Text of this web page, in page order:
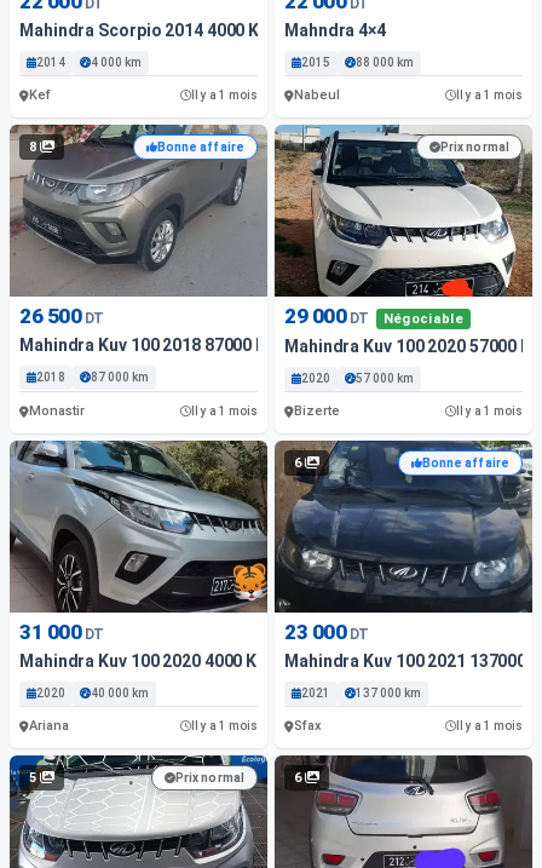
Mahindra Scorpio 2014 4000 Km
2014 4 000 km
Kef Il y a 1 mois
Mahndra 4×4
2015 88 000 km
Nabeul Il y a 1 mois
8 Bonne affaire
26 500 DT
Mahindra Kuv 100 2018 87000 Km
2018 87 000 km
Monastir Il y a 1 mois
Prix normal
29 000 DT Négociable
Mahindra Kuv 100 2020 57000
2020 57 000 km
Bizerte Il y a 1 mois
31 000 DT
Mahindra Kuv 100 2020 4000 Km
2020 40 000 km
Ariana Il y a 1 mois
6 Bonne affaire
23 000 DT
Mahindra Kuv 100 2021 137000
2021 137 000 km
Sfax Il y a 1 mois
5 Prix normal 6